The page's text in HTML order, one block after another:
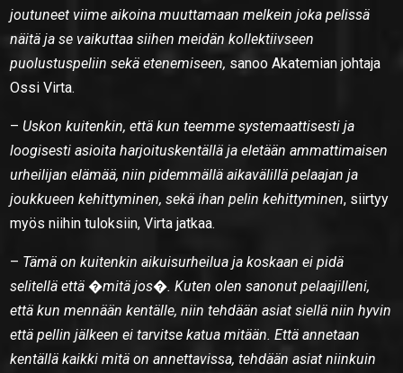
joutuneet viime aikoina muuttamaan melkein joka pelissä
näitä ja se vaikuttaa siihen meidän kollektiivseen
puolustuspeliin sekä etenemiseen, sanoo Akatemian johtaja
Ossi Virta.
– Uskon kuitenkin, että kun teemme systemaattisesti ja
loogisesti asioita harjoituskentällä ja eletään ammattimaisen
urheilijan elämää, niin pidemmällä aikavälillä pelaajan ja
joukkueen kehittyminen, sekä ihan pelin kehittyminen, siirtyy
myös niihin tuloksiin, Virta jatkaa.
– Tämä on kuitenkin aikuisurheilua ja koskaan ei pidä
selitellä että �mitä jos�. Kuten olen sanonut pelaajilleni,
että kun mennään kentälle, niin tehdään asiat siellä niin hyvin
että pellin jälkeen ei tarvitse katua mitään. Että annetaan
kentällä kaikki mitä on annettavissa, tehdään asiat niinkuin